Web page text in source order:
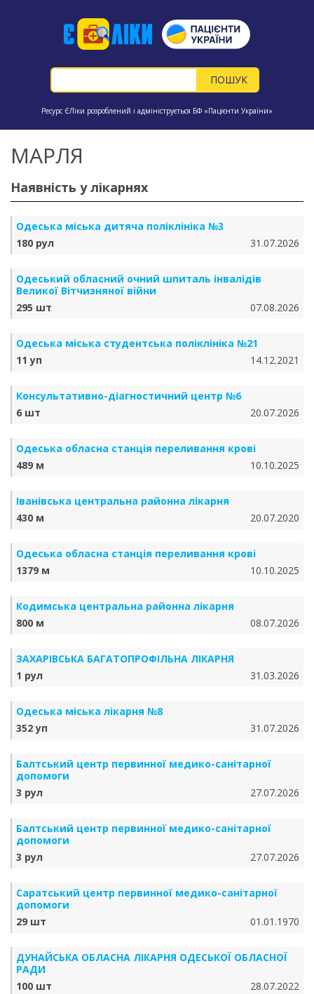
Ресурс ЄЛіки розроблений і адмініструється БФ «Пацієнти України»
МАРЛЯ
Наявність у лікарнях
Одеська міська дитяча поліклініка №3
180 рул
31.07.2026
Одеський обласний очний шпиталь інвалідів
Великої Вітчизняної війни
295 шт
07.08.2026
Одеська міська студентська поліклініка №21
11 уп
14.12.2021
Консультативно-діагностичний центр №6
6 шт
20.07.2026
Одеська обласна станція переливання крові
489 м
10.10.2025
Іванівська центральна районна лікарня
430 м
20.07.2020
Одеська обласна станція переливання крові
1379 м
10.10.2025
Кодимська центральна районна лікарня
800 м
08.07.2026
ЗАХАРІВСЬКА БАГАТОПРОФІЛЬНА ЛІКАРНЯ
1 рул
31.03.2026
Одеська міська лікарня №8
352 уп
31.07.2026
Балтський центр первинної медико-санітарної
допомоги
3 рул
27.07.2026
Балтський центр первинної медико-санітарної
допомоги
3 рул
27.07.2026
Саратський центр первинної медико-санітарної
допомоги
29 шт
01.01.1970
ДУНАЙСЬКА ОБЛАСНА ЛІКАРНЯ ОДЕСЬКОЇ ОБЛАСНОЇ
РАДИ
100 шт
28.07.2022